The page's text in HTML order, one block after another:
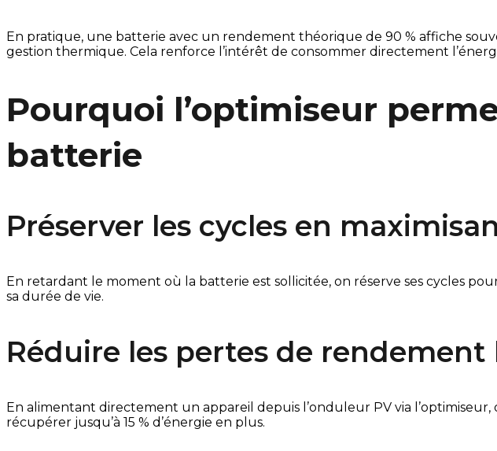
En pratique, une batterie avec un rendement théorique de 90 % affiche
gestion thermique. Cela renforce l’intérêt de consommer directement
Pourquoi l’optimiseur
batterie
Préserver les cycles en
En retardant le moment où la batterie est sollicitée, on réserve ses cycles
sa durée de vie.
Réduire les pertes de rendement
En alimentant directement un appareil depuis l’onduleur PV via
récupérer jusqu’à 15 % d’énergie en plus.